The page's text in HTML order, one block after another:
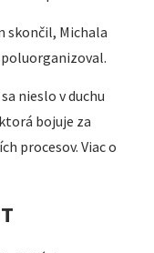
skončil, Michala
nieslo v duchu
bojuje za
procesov. Viac o